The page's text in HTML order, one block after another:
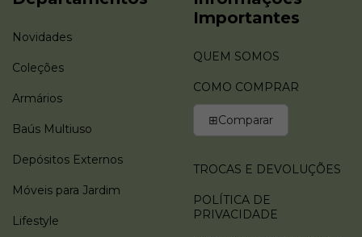
Novidades
Coleções
Armários
Baús Multiuso
Depósitos Externos
Móveis para Jardim
Lifestyle
Importantes
QUEM SOMOS
COMO COMPRAR
⊞Comparar
TROCAS E DEVOLUÇÕES
POLÍTICA DE
PRIVACIDADE